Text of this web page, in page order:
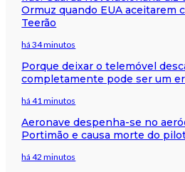
Ormuz quando EUA aceitarem
Teerão
há 34 minutos
Porque deixar o telemóvel
completamente pode ser um
há 41 minutos
Aeronave despenha-se no
Portimão e causa morte do
há 42 minutos